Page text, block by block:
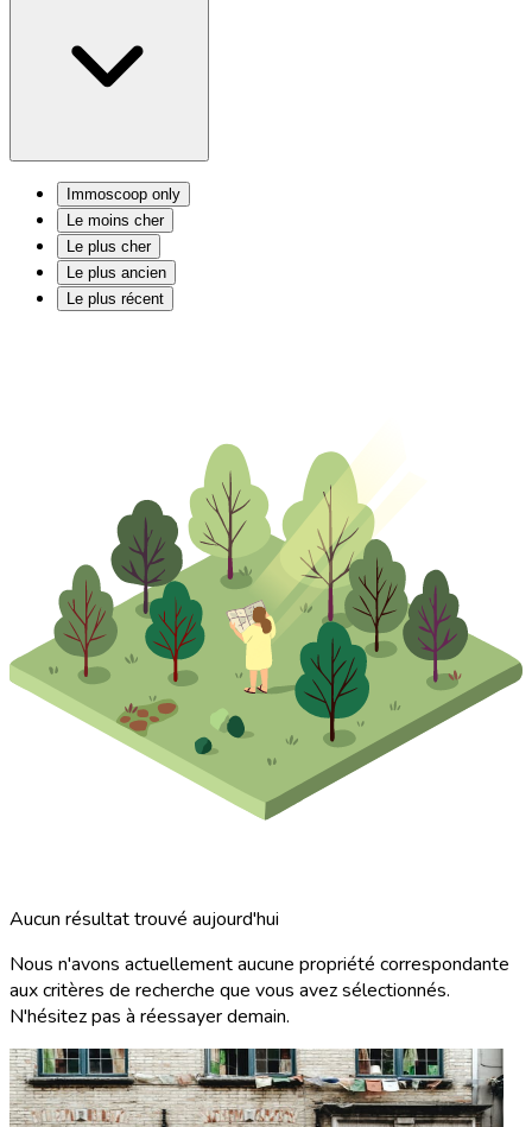
Immoscoop only
Le moins cher
Le plus cher
Le plus ancien
Le plus récent
Aucun résultat trouvé aujourd'hui
Nous n'avons actuellement aucune propriété correspondante
aux critères de recherche que vous avez sélectionnés.
N'hésitez pas à réessayer demain.